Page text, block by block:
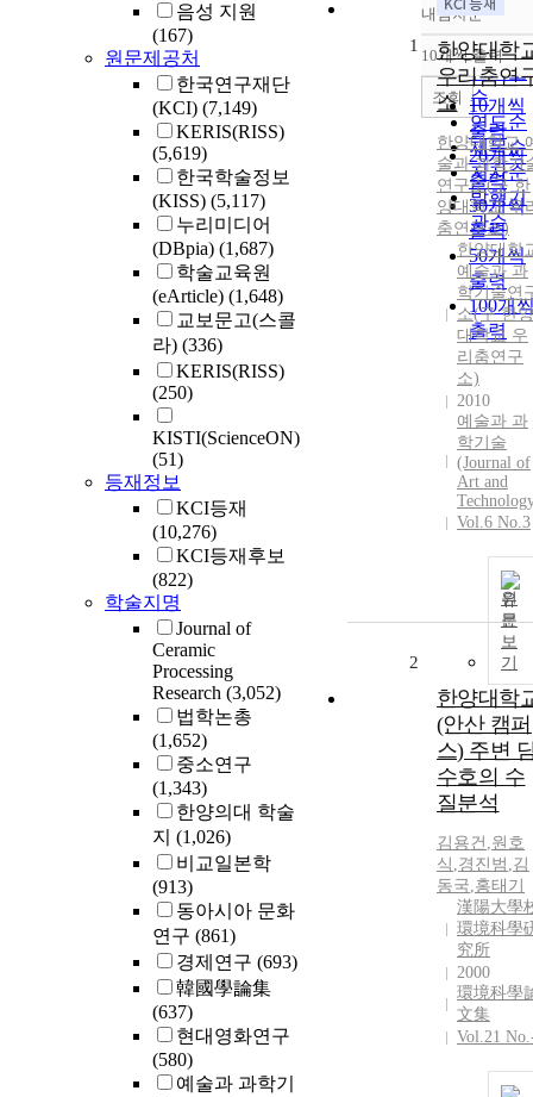
음성 지원
(167)
원문제공처
한국연구재단
(KCI) (7,149)
KERIS(RISS)
(5,619)
한국학술정보
(KISS) (5,117)
누리미디어
(DBpia) (1,687)
학술교육원
(eArticle) (1,648)
교보문고(스콜
라) (336)
KERIS(RISS)
(250)
KISTI(ScienceON)
(51)
등재정보
KCI등재
(10,276)
KCI등재후보
(822)
학술지명
Journal of
Ceramic
Processing
Research (3,052)
법학논총
(1,652)
중소연구
(1,343)
한양의대 학술
지 (1,026)
비교일본학
(913)
동아시아 문화
연구 (861)
경제연구 (693)
韓國學論集
(637)
현대영화연구
(580)
예술과 과학기
정확도
순
인기도
순
연도순
제목순
저자순
발행기
관순
내림차순
내림차
10개씩 출력
10개씩
출력
20개씩
출력
30개씩
출력
50개씩
출력
100개
출력
조회
1
한양대학
우리춤연
소
한양대학교
술과 과학기
연구소(구 한
양대학교 우
춤연구소)
한양대학
예술과 과
학기술연
소(구 한양
대학교 우
리춤연구
소)
2010
예술과 과
학기술
(Journal of
Art and
Vol.6 No.3
원
문
보
기
2
한양대학
(안산 캠퍼
스) 주변
수호의 수
질분석
김용건 ,원호
식 ,경진범 ,김
동국,홍태기
漢陽大學
環境科學
究所
2000
環境科學
文集
Vol.21